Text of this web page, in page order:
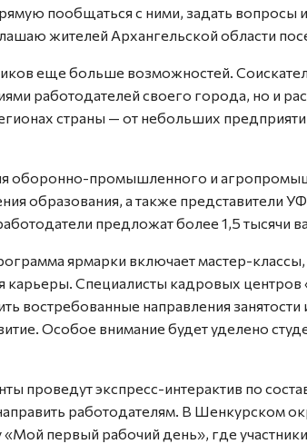
пообщаться с ними, задать вопросы
жителей Архангельской области
еще больше возможностей.
работодателей своего города, но и
страны — от небольших
оборонно-промышленного и
образования, а также
предложат более 1,5 тысячи
ярмарки включает мастер-классы,
карьеры. Специалисты кадровых центров
востребованные направления занятости
Особое внимание будет уделено
проведут экспресс-интерактив по
работодателям. В Шенкурском
первый рабочий день», где